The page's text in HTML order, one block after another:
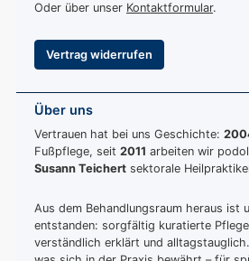
Oder über unser Kontaktformular.
Vertrag widerrufen
Über uns
Vertrauen hat bei uns Geschichte:
Fußpflege, seit 2011 arbeiten wir
Susann Teichert sektorale
Aus dem Behandlungsraum heraus ist
entstanden: sorgfältig kuratierte
verständlich erklärt und